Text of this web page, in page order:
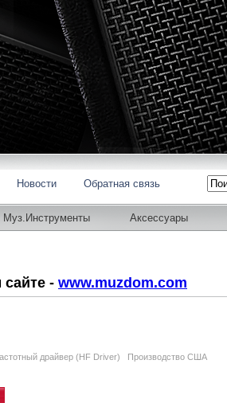
Новости Обратная связь
Муз.Инструменты Аксессуары
- www.muzdom.com
драйвер (HF Driver) Производство США